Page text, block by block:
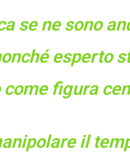
se ne sono
esperto
figura
il